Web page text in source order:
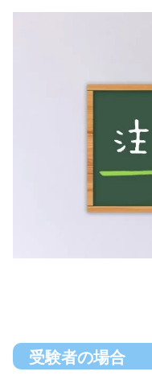
受験者の場合